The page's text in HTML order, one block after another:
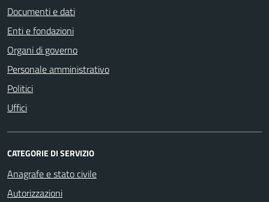
Documenti e dati
Enti e fondazioni
Organi di governo
Personale amministrativo
Politici
Uffici
CATEGORIE DI SERVIZIO
Anagrafe e stato civile
Autorizzazioni